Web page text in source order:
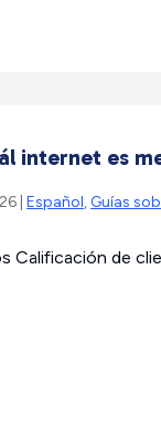
internet es
| Español, Guías
Calificación de